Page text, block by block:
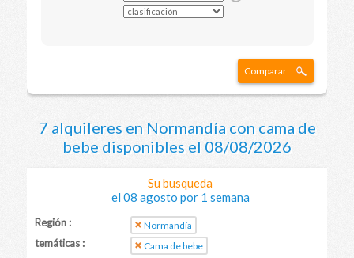
Comparar
7 alquileres en Normandía con cama de
bebe disponibles el 08/08/2026
Su busqueda
el 08 agosto por 1 semana
Región : Normandía
temáticas : Cama de bebe